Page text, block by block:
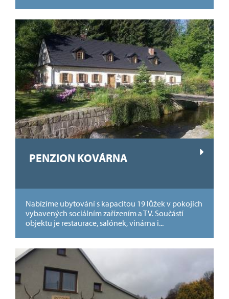
PENZION KOVÁRNA
Nabízíme ubytování s kapacitou 19 lůžek v pokojích
vybavených sociálním zařízením a TV. Součástí
objektu je restaurace, salónek, vinárna i...